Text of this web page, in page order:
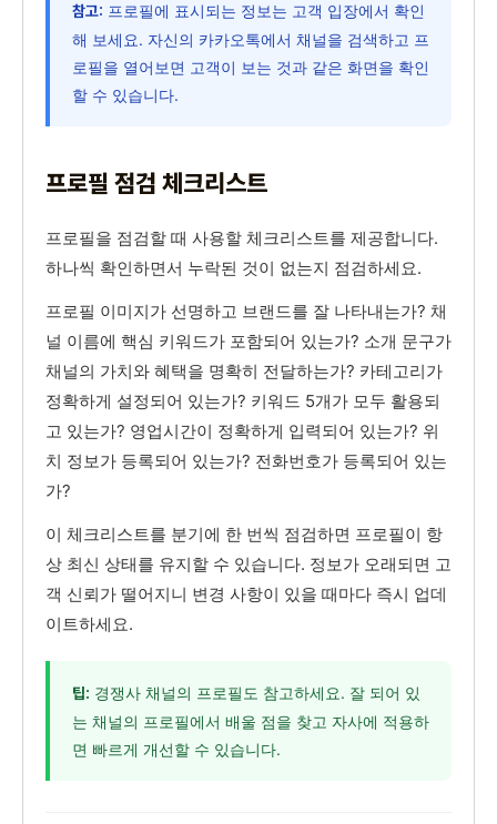
참고: 프로필에 표시되는 정보는 고객 입장에서 확인
해 보세요. 자신의 카카오톡에서 채널을 검색하고 프
로필을 열어보면 고객이 보는 것과 같은 화면을 확인
할 수 있습니다.
프로필 점검 체크리스트
프로필을 점검할 때 사용할 체크리스트를 제공합니다.
하나씩 확인하면서 누락된 것이 없는지 점검하세요.
프로필 이미지가 선명하고 브랜드를 잘 나타내는가? 채
널 이름에 핵심 키워드가 포함되어 있는가? 소개 문구가
채널의 가치와 혜택을 명확히 전달하는가? 카테고리가
정확하게 설정되어 있는가? 키워드 5개가 모두 활용되
고 있는가? 영업시간이 정확하게 입력되어 있는가? 위
치 정보가 등록되어 있는가? 전화번호가 등록되어 있는
가?
이 체크리스트를 분기에 한 번씩 점검하면 프로필이 항
상 최신 상태를 유지할 수 있습니다. 정보가 오래되면 고
객 신뢰가 떨어지니 변경 사항이 있을 때마다 즉시 업데
이트하세요.
팁: 경쟁사 채널의 프로필도 참고하세요. 잘 되어 있
는 채널의 프로필에서 배울 점을 찾고 자사에 적용하
면 빠르게 개선할 수 있습니다.